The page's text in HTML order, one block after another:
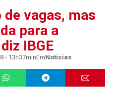
de vagas, mas
para a
IBGE
- 13h37minEmNotícias